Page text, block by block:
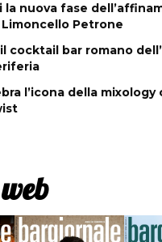
la nuova fase
Petrone
cocktail bar romano
l’icona della mixology